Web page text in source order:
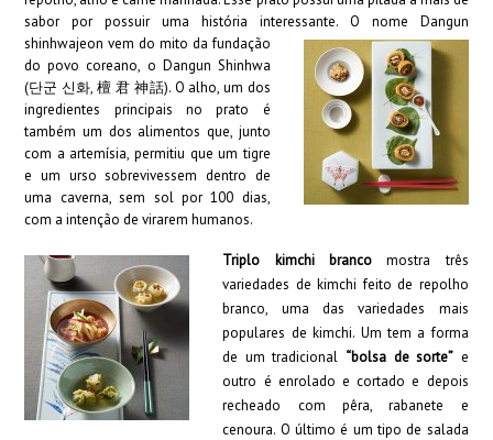
sabor por possuir uma história interessante. O nome Dangun
shinhwajeon vem do mito da fundação
do povo coreano, o Dangun Shinhwa
(단군 신화, 檀 君 神話). O alho, um dos
ingredientes principais no prato é
também um dos alimentos que, junto
com a artemísia, permitiu que um tigre
e um urso sobrevivessem dentro de
uma caverna, sem sol por 100 dias,
com a intenção de virarem humanos.
Triplo kimchi branco mostra três
variedades de kimchi feito de repolho
branco, uma das variedades mais
populares de kimchi. Um tem a forma
de um tradicional “bolsa de sorte” e
outro é enrolado e cortado e depois
recheado com pêra, rabanete e
cenoura. O último é um tipo de salada